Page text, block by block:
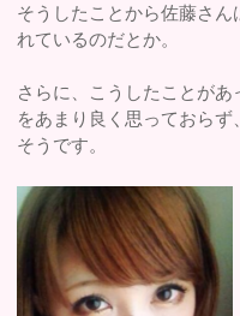
そうしたことから佐藤さ
れているのだとか。
さらに、こうしたことが
をあまり良く思っておら
そうです。